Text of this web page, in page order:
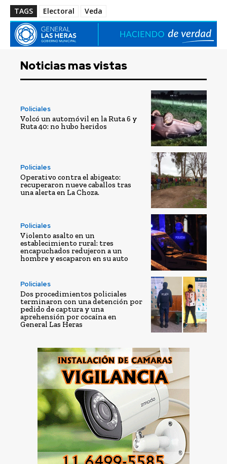
TAGS Electoral Veda
Noticias mas vistas
Policiales
Volcó un automóvil en la Ruta 6 y
Ruta 40: no hubo heridos
Policiales
Operativo contra el abigeato:
recuperaron nueve caballos tras
una alerta en La Choza.
Policiales
Violento asalto en un
establecimiento rural: tres
encapuchados redujeron a un
hombre y escaparon en su auto
Policiales
Dos procedimientos policiales
terminaron con una detención por
pedido de captura y una
aprehensión por cocaína en
General Las Heras